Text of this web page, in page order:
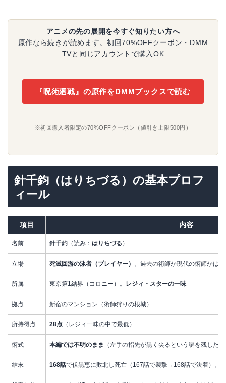
アニメの先の展開を今すぐ知りたい方へ
原作なら続きが読めます。初回70%OFFクーポン・DMM
TVと同じアカウントで購入OK
『呪術廻戦』の原作をDMMブックスで読む
※初回購入者限定の70%OFFクーポン（値引き上限500円）
針千鈞（はりちづる）の基本プロフ
ィール
項目 内容
名前 針千鈞（読み： はりちづる ）
立場 死滅回游の泳者（プレイヤー） 。過去の術師か現代の術師かは
所属 東京第1結界（コロニー）。 レジィ・スターの一味
拠点 新宿のマンション（術師狩りの根城）
所持得点 28点 （レジィ一味の中で最低）
術式 本編では不明のまま （左手の指先が黒く尖るという謎を残した）
結末 168話で伏黒恵に敗北し死亡（167話で襲撃→168話で決着）。